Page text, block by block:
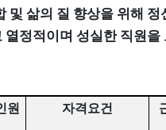
및 삶의 질 향상을 위해
열정적이며 성실한 직원을
원 자격요건